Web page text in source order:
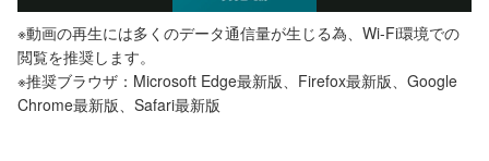
Video
※動画の再生には多くのデータ通信量が生じる為、Wi-Fi環境での
閲覧を推奨します。
※推奨ブラウザ：Microsoft Edge最新版、Firefox最新版、Google
Chrome最新版、Safari最新版